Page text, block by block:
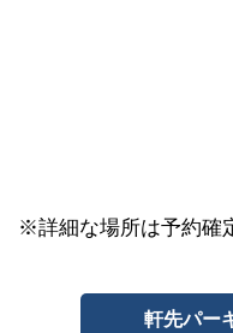
※詳細な場所は予約確
軒先パー